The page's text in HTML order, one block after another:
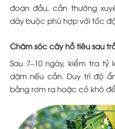
đoạn đầu, cần thường
dây buộc phù hợp với tốc
Chăm sóc cây hồ tiêu sau
Sau 7–10 ngày, kiểm tra
dặm nếu cần. Duy trì độ
bằng rơm rạ hoặc cỏ khô